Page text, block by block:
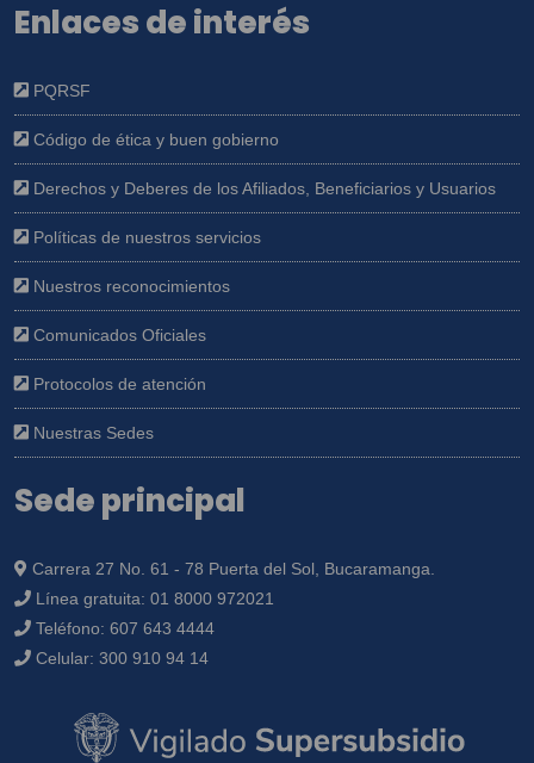
Enlaces de interés
PQRSF
Código de ética y buen gobierno
Derechos y Deberes de los Afiliados, Beneficiarios y Usuarios
Políticas de nuestros servicios
Nuestros reconocimientos
Comunicados Oficiales
Protocolos de atención
Nuestras Sedes
Sede principal
Carrera 27 No. 61 - 78 Puerta del Sol, Bucaramanga.
Línea gratuita: 01 8000 972021
Teléfono: 607 643 4444
Celular: 300 910 94 14